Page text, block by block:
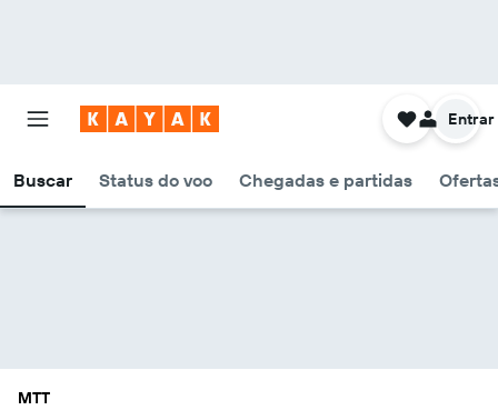
Buscar Status do voo Chegadas e partidas
Entrar
MTT